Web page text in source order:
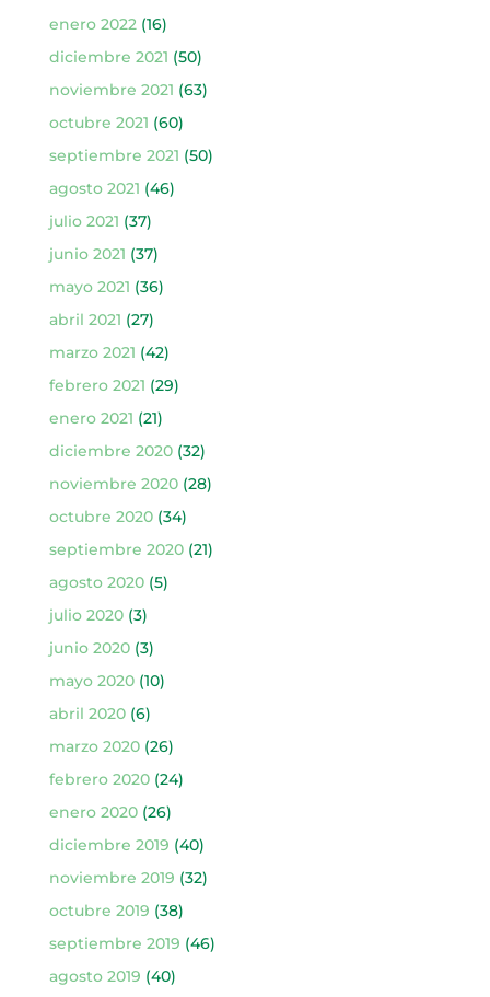
enero 2022(16)
diciembre 2021 (50)
noviembre 2021 (63)
octubre 2021 (60)
septiembre 2021 (50)
agosto 2021 (46)
julio 2021 (37)
junio 2021 (37)
mayo 2021 (36)
abril 2021 (27)
marzo 2021 (42)
febrero 2021 (29)
enero 2021 (21)
diciembre 2020(32)
noviembre 2020(28)
octubre 2020(34)
septiembre 2020(21)
agosto 2020(5)
julio 2020(3)
junio 2020(3)
mayo 2020(10)
abril 2020(6)
marzo 2020(26)
febrero 2020(24)
enero 2020(26)
diciembre 2019 (40)
noviembre 2019 (32)
octubre 2019 (38)
septiembre 2019 (46)
agosto 2019 (40)